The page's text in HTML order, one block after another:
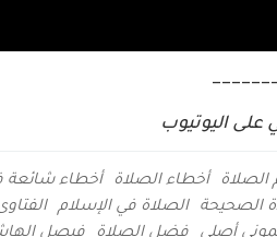
اليوتيوب
الصلاة أخطاء الصلاة أخطاء شائعة
الصحيحة الصلاة في الإسلام